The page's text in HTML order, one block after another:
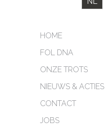
HOME
FOL DNA
ONZE TROTS
NIEUWS & ACTIES
CONTACT
JOBS